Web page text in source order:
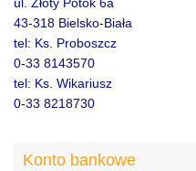
ul. Złoty Potok 6a
43-318 Bielsko-Biała
tel: Ks. Proboszcz
0-33 8143570
tel: Ks. Wikariusz
0-33 8218730
Konto bankowe